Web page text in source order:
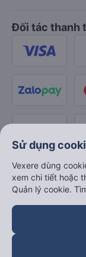
Đối tác thanh
Sử dụng
Vexere dùng
xem chi tiết hoặc
Quản lý cookie.